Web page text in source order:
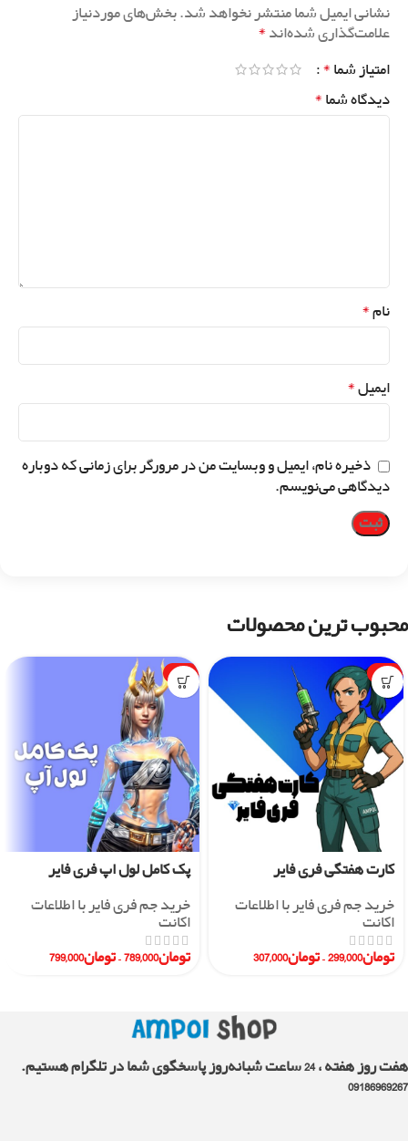
نشانی ایمیل شما منتشر نخواهد شد.بخش‌های موردنیاز
علامت‌گذاری شده‌اند*
امتیاز شما*
دیدگاه شما*
نام*
ایمیل*
ذخیره نام، ایمیل و وبسایت من در مرورگر برای زمانی که دوباره
دیدگاهی می‌نویسم.
محبوب ترین محصولات
-7%
کارت هفتگی فری فایر
خرید جم فری فایر با اطلاعات
اکانت
تومان299,000
–تومان307,000
-1%
پک کامل لول اپ فری فایر
خرید جم فری فایر با اطلاعات
اکانت
تومان789,000
–تومان799,000
هفت روز هفته ، 24 ساعت شبانه‌روز پاسخگوی شما در تلگرام هستیم.
09186969267